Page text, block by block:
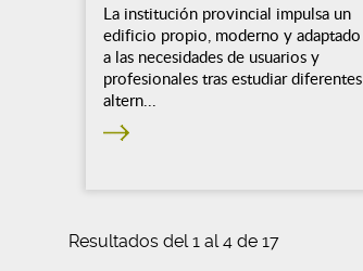
La institución provincial impulsa un
edificio propio, moderno y adaptado
a las necesidades de usuarios y
profesionales tras estudiar diferentes
altern...
Resultados del 1 al 4 de 17